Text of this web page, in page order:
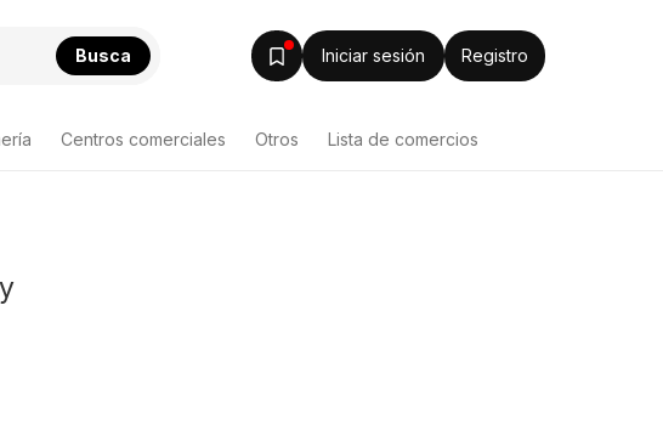
Busca Iniciar sesión Registro
Centros comerciales Otros Lista de comercios